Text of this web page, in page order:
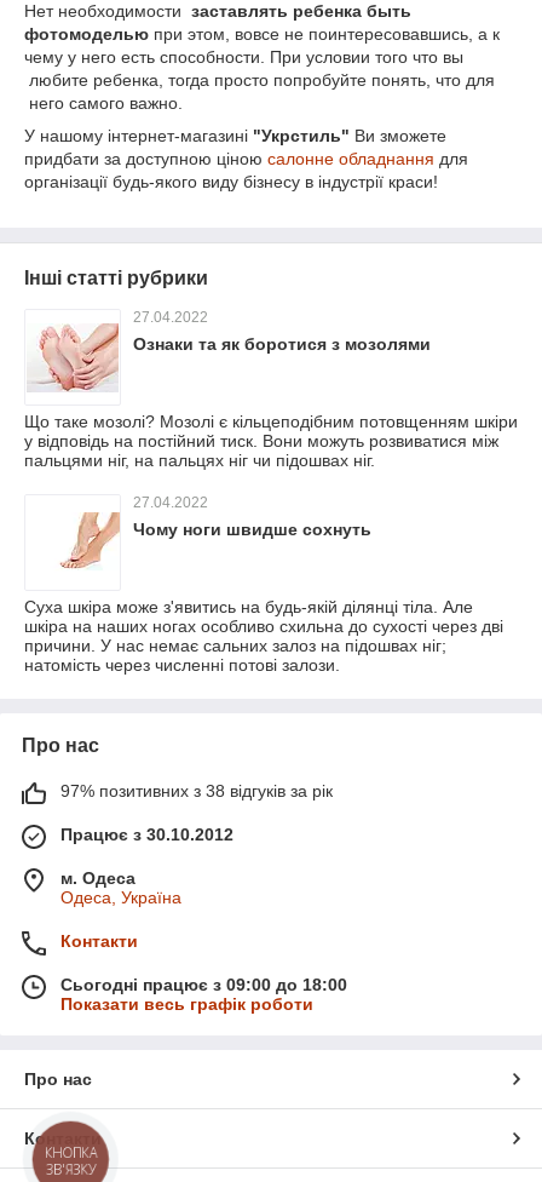
Нет необходимости заставлять ребенка быть
фотомоделью при этом, вовсе не поинтересовавшись, а к
чему у него есть способности. При условии того что вы
любите ребенка, тогда просто попробуйте понять, что для
него самого важно.
У нашому інтернет-магазині "Укрстиль" Ви зможете
придбати за доступною ціною салонне обладнання для
організації будь-якого виду бізнесу в індустрії краси!
Інші статті рубрики
27.04.2022
Ознаки та як боротися з мозолями
Що таке мозолі? Мозолі є кільцеподібним потовщенням шкіри
у відповідь на постійний тиск. Вони можуть розвиватися між
пальцями ніг, на пальцях ніг чи підошвах ніг.
27.04.2022
Чому ноги швидше сохнуть
Суха шкіра може з'явитись на будь-якій ділянці тіла. Але
шкіра на наших ногах особливо схильна до сухості через дві
причини. У нас немає сальних залоз на підошвах ніг;
натомість через численні потові залози.
Про нас
97% позитивних з 38 відгуків за рік
Працює з 30.10.2012
м. Одеса
Одеса, Україна
Контакти
Сьогодні працює з 09:00 до 18:00
Показати весь графік роботи
Про нас
Контакти
КНОПКА
ЗВ'ЯЗКУ